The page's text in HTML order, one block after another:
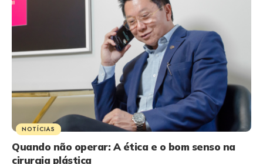
NOTÍCIAS
Quando não operar: A ética e o bom senso na
cirurgia plástica